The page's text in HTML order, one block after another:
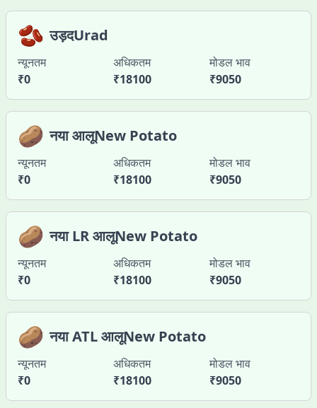
🫘 उड़दUrad
न्यूनतम
₹0
अधिकतम
₹18100
मोडल भाव
₹9050
🥔 नया आलूNew Potato
न्यूनतम
₹0
अधिकतम
₹18100
मोडल भाव
₹9050
🥔 नया LR आलूNew Potato
न्यूनतम
₹0
अधिकतम
₹18100
मोडल भाव
₹9050
🥔 नया ATL आलूNew Potato
न्यूनतम
₹0
अधिकतम
₹18100
मोडल भाव
₹9050